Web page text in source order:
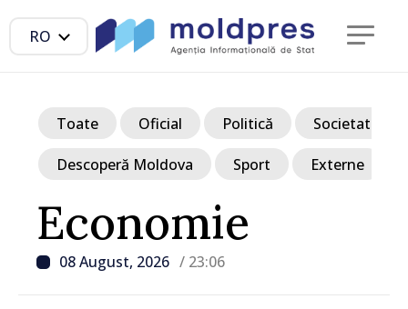
RO
Economie
08 August, 2026 / 23:06
Toate Oficial Politică Societate
Descoperă Moldova Sport Externe